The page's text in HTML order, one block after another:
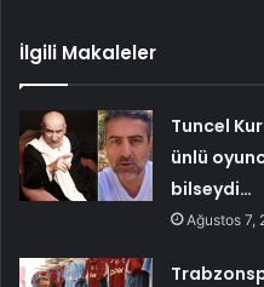
İlgili Makaleler
Tuncel
ünlü
bilseydi…
Ağustos 7,